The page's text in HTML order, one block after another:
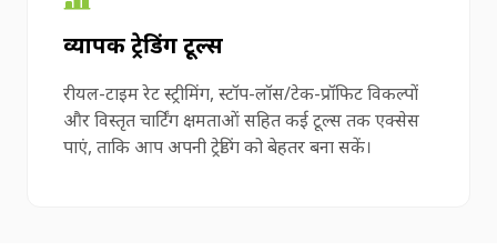
व्यापक ट्रेडिंग टूल्स
रीयल-टाइम रेट स्ट्रीमिंग, स्टॉप-लॉस/टेक-प्रॉफिट विकल्पों
और विस्तृत चार्टिंग क्षमताओं सहित कई टूल्स तक एक्सेस
पाएं, ताकि आप अपनी ट्रेडिंग को बेहतर बना सकें।